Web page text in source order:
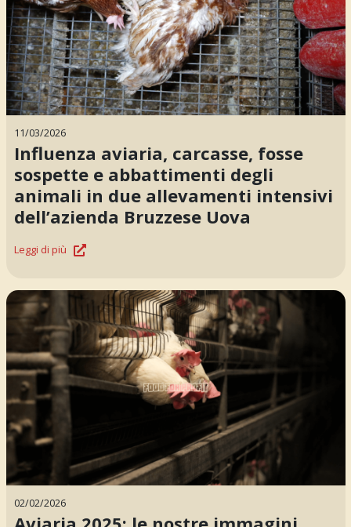
11/03/2026
Influenza aviaria, carcasse, fosse
sospette e abbattimenti degli
animali in due allevamenti intensivi
dell’azienda Bruzzese Uova
Leggi di più
02/02/2026